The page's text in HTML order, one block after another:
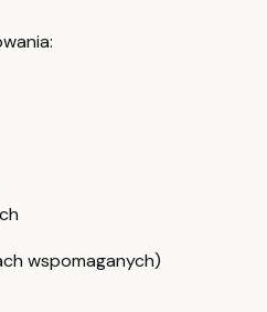
wspomaganych)